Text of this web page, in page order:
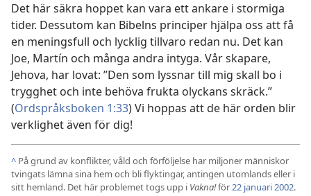
Det här säkra hoppet kan vara ett ankare i stormiga
tider. Dessutom kan Bibelns principer hjälpa oss att få
en meningsfull och lycklig tillvaro redan nu. Det kan
Joe, Martín och många andra intyga. Vår skapare,
Jehova, har lovat: ”Den som lyssnar till mig skall bo i
trygghet och inte behöva frukta olyckans skräck.”
(Ordspråksboken 1:33) Vi hoppas att de här orden blir
verklighet även för dig!
^ På grund av konflikter, våld och förföljelse har miljoner människor
tvingats lämna sina hem och bli flyktingar, antingen utomlands eller i
sitt hemland. Det här problemet togs upp i Vakna!för22 januari 2002.